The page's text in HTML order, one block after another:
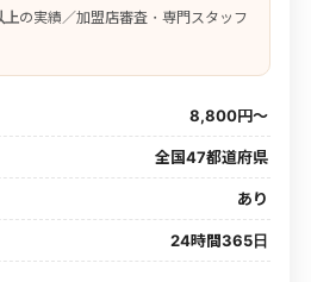
上の実績／加盟店審査・専門スタッフ
8,800円〜
全国47都道府県
あり
24時間365日